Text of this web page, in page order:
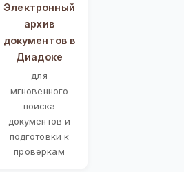
Электронный
архив
документов в
Диадоке
для
мгновенного
поиска
документов и
подготовки к
проверкам